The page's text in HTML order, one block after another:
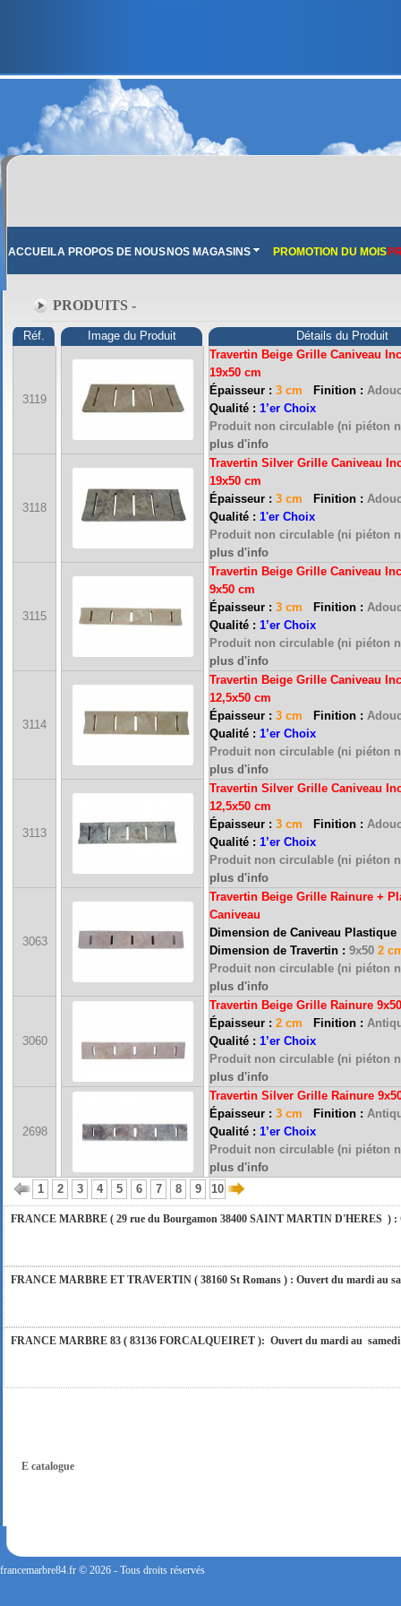
ACCUEILA PROPOS DE NOUS NOS MAGASINS PROMOTION DU MOIS
PRODUITS -
Réf. Image du Produit Détails du Produit
3119
Travertin Beige Grille Caniveau
19x50 cm
Épaisseur : 3 cm Finition :
Qualité : 1’er Choix
Produit non circulable (ni piéton
plus d'info
3118
Travertin Silver Grille Caniveau
19x50 cm
Épaisseur : 3 cm Finition :
Qualité : 1'er Choix
Produit non circulable (ni piéton
plus d'info
3115
Travertin Beige Grille Caniveau
9x50 cm
Épaisseur : 3 cm Finition :
Qualité : 1’er Choix
Produit non circulable (ni piéton
plus d'info
3114
Travertin Beige Grille Caniveau
12,5x50 cm
Épaisseur : 3 cm Finition :
Qualité : 1’er Choix
Produit non circulable (ni piéton
plus d'info
3113
Travertin Silver Grille Caniveau
12,5x50 cm
Épaisseur : 3 cm Finition :
Qualité : 1’er Choix
Produit non circulable (ni piéton
plus d'info
3063
Travertin Beige Grille Rainure +
Caniveau
Dimension de Caniveau
Dimension de Travertin : 9x50 2
Produit non circulable (ni piéton
plus d'info
3060
Travertin Beige Grille Rainure
Épaisseur : 2 cm Finition :
Qualité : 1’er Choix
Produit non circulable (ni piéton
plus d'info
2698
Travertin Silver Grille Rainure
Épaisseur : 3 cm Finition :
Qualité : 1’er Choix
Produit non circulable (ni piéton
plus d'info
1
2 3 4 5 6 7 8 9 10
FRANCE MARBRE 13 ( 13680 LANCON PROVENCE ): Ouvert du mardi au
FRANCE MARBRE 84 ( 84600 VALREAS ): Ouvert du mardi au samedi inclus de
FERMETURE POUR CONGES ANNUELS : Nous serons fermés du 10 au 31
vous répondrons dans les meilleurs délais. Nous aurons le plaisir de vous
FRANCE MARBRE ( 29 rue du Bourgamon 38400 SAINT MARTIN D'HERES ) :
FRANCE MARBRE ET TRAVERTIN ( 38160 St Romans ) : Ouvert du mardi au
FRANCE MARBRE 83 ( 83136 FORCALQUEIRET ): Ouvert du mardi au samedi
FRANCE MARBRE 84 ( 84600 VALREAS ): Ouvert du mardi au samedi inclus de
E catalogue
francemarbre84.fr © 2026 - Tous droits réservés